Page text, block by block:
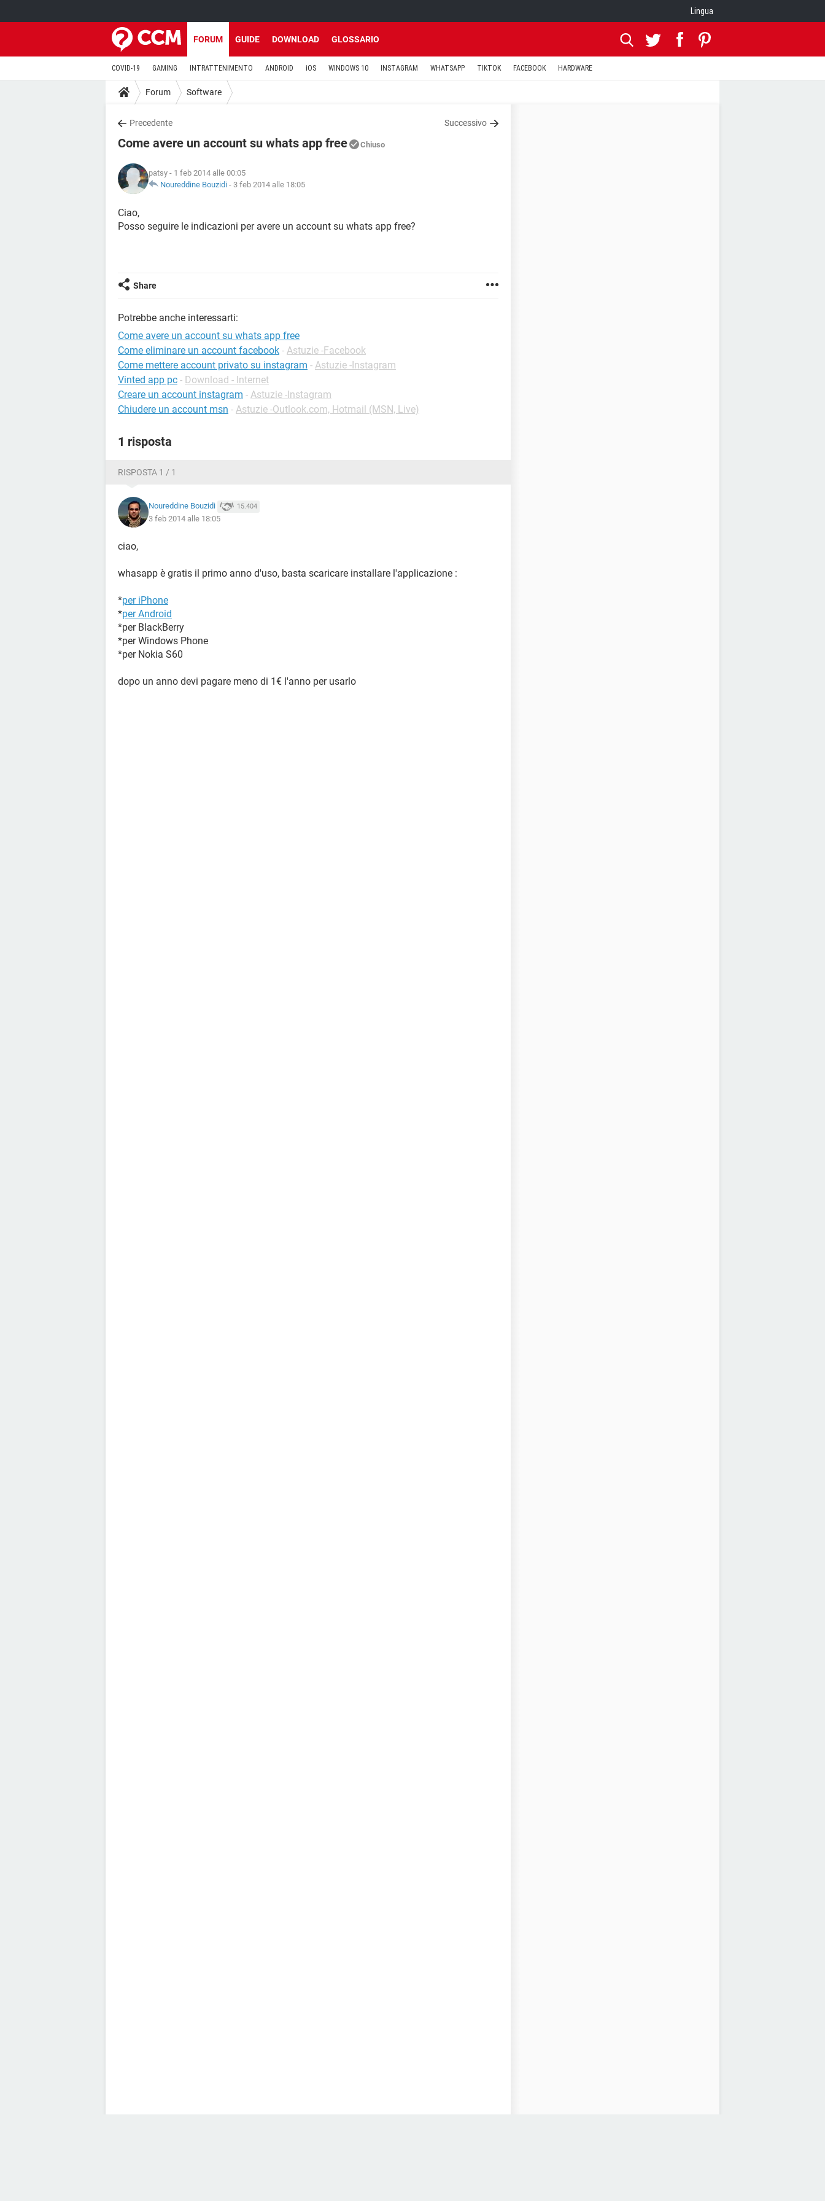
Lingua
FORUM GUIDE DOWNLOAD GLOSSARIO
COVID-19 GAMING INTRATTENIMENTO ANDROID iOS WINDOWS 10 INSTAGRAM WHATSAPP TIKTOK FACEBOOK HARDWARE
Forum Software
Precedente Successivo
Come avere un account su whats app free Chiuso
patsy - 1 feb 2014 alle 00:05
Noureddine Bouzidi - 3 feb 2014 alle 18:05
Ciao,
Posso seguire le indicazioni per avere un account su whats app free?
Share
Potrebbe anche interessarti:
Come avere un account su whats app free
Come eliminare un account facebook - Astuzie -Facebook
Come mettere account privato su instagram - Astuzie -Instagram
Vinted app pc - Download - Internet
Creare un account instagram - Astuzie -Instagram
Chiudere un account msn - Astuzie -Outlook.com, Hotmail (MSN, Live)
1 risposta
RISPOSTA 1 / 1
Noureddine Bouzidi 15.404
3 feb 2014 alle 18:05
ciao,
whasapp è gratis il primo anno d'uso, basta scaricare installare l'applicazione :
*per iPhone
*per Android
*per BlackBerry
*per Windows Phone
*per Nokia S60
dopo un anno devi pagare meno di 1€ l'anno per usarlo